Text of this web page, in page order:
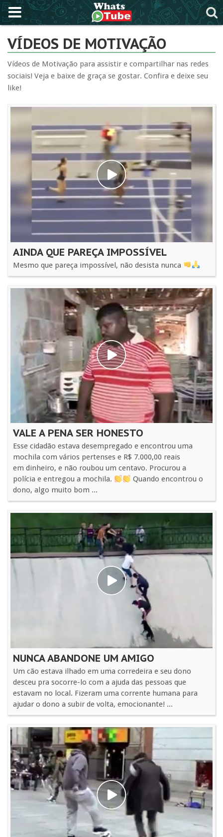
VÍDEOS DE MOTIVAÇÃO
Vídeos de Motivação para assistir e compartilhar nas redes
sociais! Veja e baixe de graça se gostar. Confira e deixe seu
like!
AINDA QUE PAREÇA IMPOSSÍVEL
Mesmo que pareça impossível, não desista nunca
VALE A PENA SER HONESTO
Esse cidadão estava desempregado e encontrou uma
mochila com vários pertenses e R$ 7.000,00 reais
em dinheiro, e não roubou um centavo. Procurou a
polícia e entregou a mochila.
Quando encontrou o
dono, algo muito bom ...
NUNCA ABANDONE UM AMIGO
Um cão estava ilhado em uma corredeira e seu dono
desceu pra socorre-lo com a ajuda das pessoas que
estavam no local. Fizeram uma corrente humana para
ajudar o dono a subir de volta, emocionante! ...